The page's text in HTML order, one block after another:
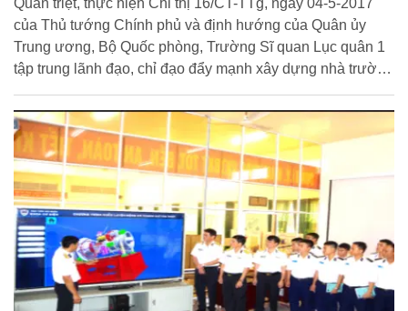
Quán triệt, thực hiện Chỉ thị 16/CT-TTg, ngày 04-5-2017
của Thủ tướng Chính phủ và định hướng của Quân ủy
Trung ương, Bộ Quốc phòng, Trường Sĩ quan Lục quân 1
tập trung lãnh đạo, chỉ đạo đẩy mạnh xây dựng nhà trường
tư, đạt kết quả tích cực, thiết thực nâng cao chất lượng
giáo dục, đào tạo.